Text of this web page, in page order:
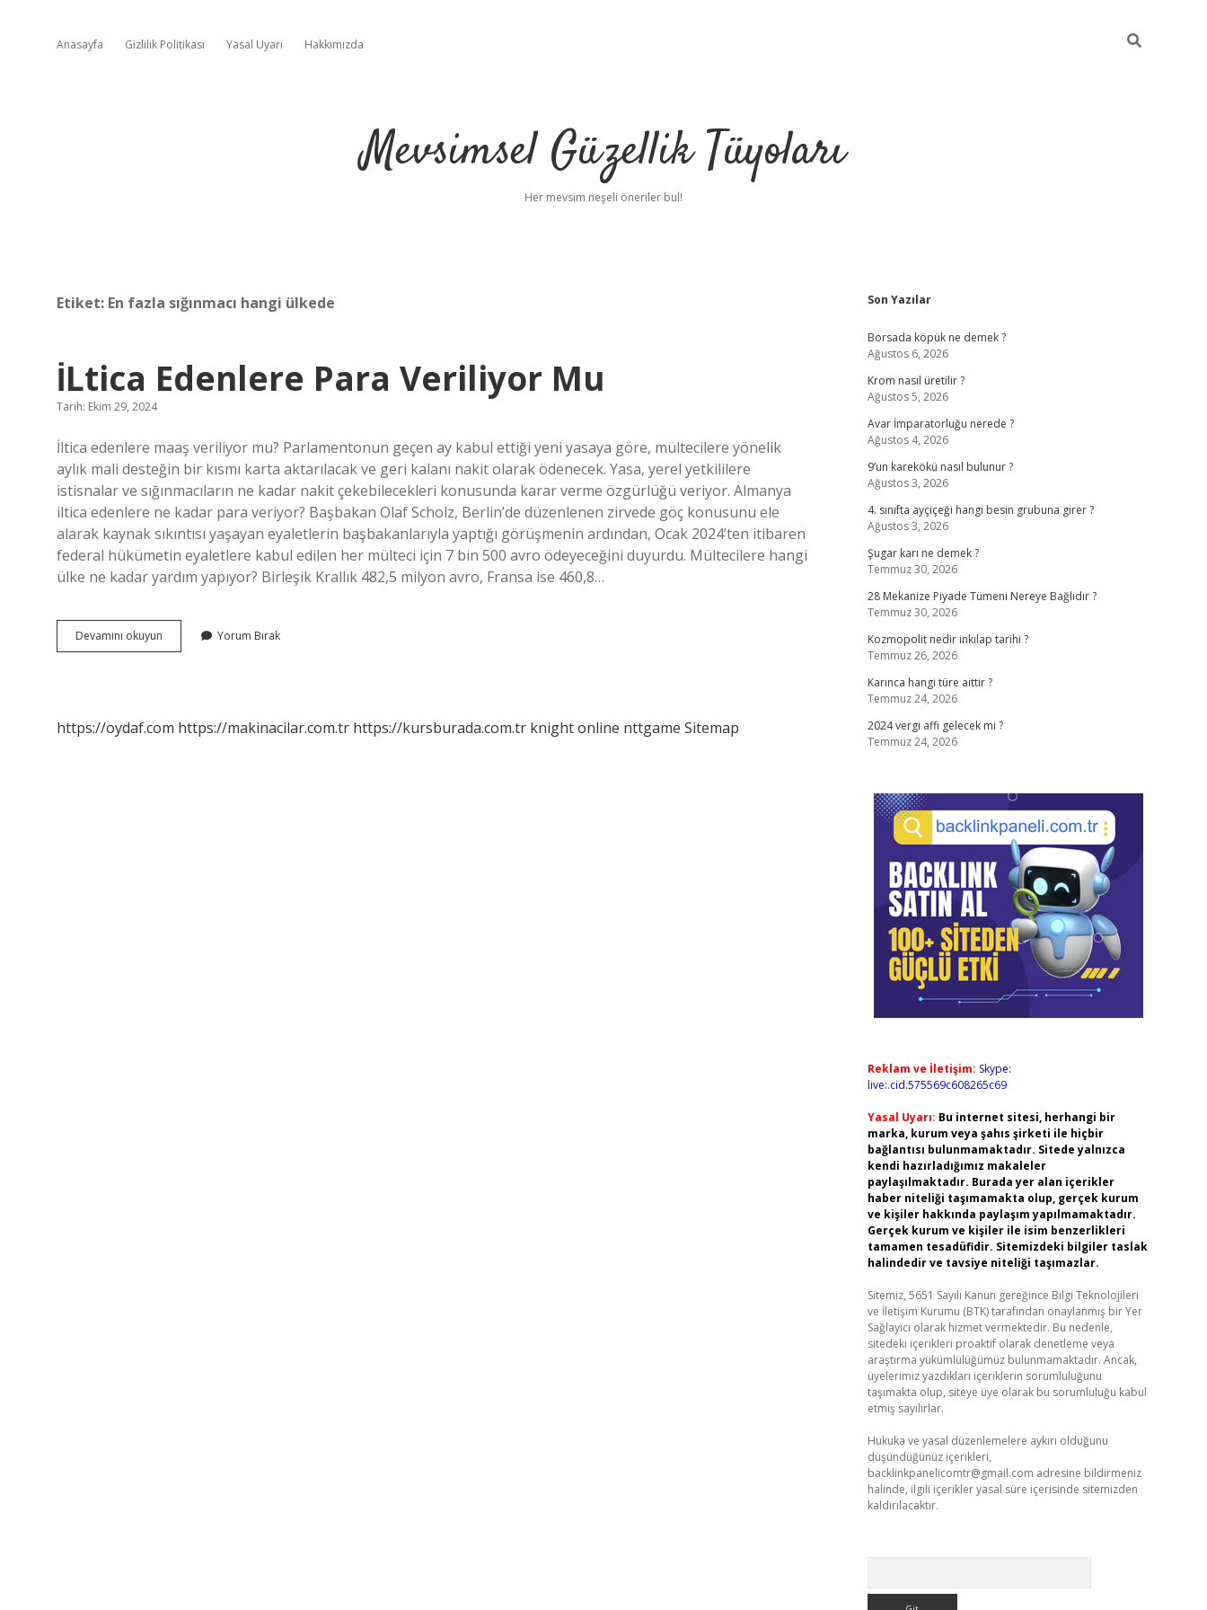
Anasayfa Gizlilik Politikası Yasal Uyarı Hakkımızda
Mevsimsel Güzellik Tüyoları
Her mevsim neşeli öneriler bul!
Etiket: En fazla sığınmacı hangi ülkede
İLtica Edenlere Para Veriliyor Mu
Tarih: Ekim 29, 2024
İltica edenlere maaş veriliyor mu? Parlamentonun geçen ay kabul ettiği yeni yasaya göre, mültecilere yönelik
aylık mali desteğin bir kısmı karta aktarılacak ve geri kalanı nakit olarak ödenecek. Yasa, yerel yetkililere
istisnalar ve sığınmacıların ne kadar nakit çekebilecekleri konusunda karar verme özgürlüğü veriyor. Almanya
iltica edenlere ne kadar para veriyor? Başbakan Olaf Scholz, Berlin’de düzenlenen zirvede göç konusunu ele
alarak kaynak sıkıntısı yaşayan eyaletlerin başbakanlarıyla yaptığı görüşmenin ardından, Ocak 2024’ten itibaren
federal hükümetin eyaletlere kabul edilen her mülteci için 7 bin 500 avro ödeyeceğini duyurdu. Mültecilere hangi
ülke ne kadar yardım yapıyor? Birleşik Krallık 482,5 milyon avro, Fransa ise 460,8…
Devamını okuyun
Edenlere
Yorum Bırak
https://oydaf.com https://makinacilar.com.tr https://kursburada.com.tr knight online nttgame Sitemap
Sidebar
Son Yazılar
Borsada köpük ne demek ?
Ağustos 6, 2026
Krom nasıl üretilir ?
Ağustos 5, 2026
Avar İmparatorluğu nerede ?
Ağustos 4, 2026
9’un karekökü nasıl bulunur ?
Ağustos 3, 2026
4. sınıfta ayçiçeği hangi besin grubuna girer ?
Ağustos 3, 2026
Şugar karı ne demek ?
Temmuz 30, 2026
28 Mekanize Piyade Tümeni Nereye Bağlıdır ?
Temmuz 30, 2026
Kozmopolit nedir inkılap tarihi ?
Temmuz 26, 2026
Karınca hangi türe aittir ?
Temmuz 24, 2026
2024 vergi affı gelecek mi ?
Temmuz 24, 2026
Reklam ve İletişim: Skype:
live:.cid.575569c608265c69
Yasal Uyarı: Bu internet sitesi, herhangi bir
marka, kurum veya şahıs şirketi ile hiçbir
bağlantısı bulunmamaktadır. Sitede yalnızca
kendi hazırladığımız makaleler
paylaşılmaktadır. Burada yer alan içerikler
haber niteliği taşımamakta olup, gerçek kurum
ve kişiler hakkında paylaşım yapılmamaktadır.
Gerçek kurum ve kişiler ile isim benzerlikleri
tamamen tesadüfidir. Sitemizdeki bilgiler taslak
halindedir ve tavsiye niteliği taşımazlar.
Sitemiz, 5651 Sayılı Kanun gereğince Bilgi Teknolojileri
ve İletişim Kurumu (BTK) tarafından onaylanmış bir Yer
Sağlayıcı olarak hizmet vermektedir. Bu nedenle,
sitedeki içerikleri proaktif olarak denetleme veya
araştırma yükümlülüğümüz bulunmamaktadır. Ancak,
üyelerimiz yazdıkları içeriklerin sorumluluğunu
taşımakta olup, siteye üye olarak bu sorumluluğu kabul
etmiş sayılırlar.
Hukuka ve yasal düzenlemelere aykırı olduğunu
düşündüğünüz içerikleri,
backlinkpanelicomtr@gmail.com adresine bildirmeniz
halinde, ilgili içerikler yasal süre içerisinde sitemizden
kaldırılacaktır.
hiltonbet giriş